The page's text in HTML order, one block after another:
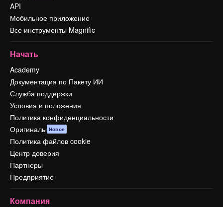
API
Мобильное приложение
Все инструменты Magnific
Начать
Academy
Документация по Пакету ИИ
Служба поддержки
Условия и положения
Политика конфиденциальности
Оригиналы Новое
Политика файлов cookie
Центр доверия
Партнеры
Предприятие
Компания